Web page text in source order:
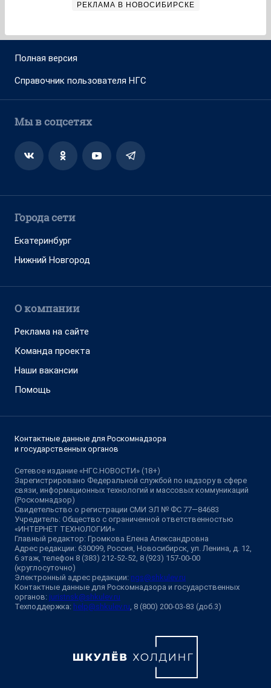
РЕКЛАМА В НОВОСИБИРСКЕ
Полная версия
Справочник пользователя НГС
Мы в соцсетях
Города сети
Екатеринбург
Нижний Новгород
О компании
Реклама на сайте
Команда проекта
Наши вакансии
Помощь
Контактные данные для Роскомнадзора
и государственных органов
Сетевое издание «НГС.НОВОСТИ» (18+)
Зарегистрировано Федеральной службой по надзору в сфере
связи, информационных технологий и массовых коммуникаций
(Роскомнадзор)
Свидетельство о регистрации СМИ ЭЛ № ФС 77—84683
Учредитель: Общество с ограниченной ответственностью
«ИНТЕРНЕТ ТЕХНОЛОГИИ»
Главный редактор: Громкова Елена Александровна
Адрес редакции: 630099, Россия, Новосибирск, ул. Ленина, д. 12,
6 этаж, телефон 8 (383) 212-52-52, 8 (923) 157-00-00
(круглосуточно)
Электронный адрес редакции: ngs@shkulev.ru
Контактные данные для Роскомнадзора и государственных
органов: juristnsk@shkulev.ru
Техподдержка: help@shkulev.ru, 8 (800) 200-03-83 (доб.3)